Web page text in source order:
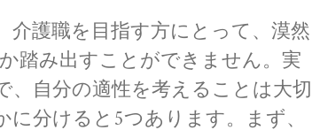
護職を目指す方にとって、漠然
踏み出すことができません。実
自分の適性を考えることは大切
分けると5つあります。まず、